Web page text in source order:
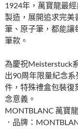
1924年，萬寶龍最
製造，展開追求完美
筆、原子筆，都能讓
筆款。
為慶祝Meisterstuck
出90周年限量紀念
件，特殊禮盒包裝復
念意義。
MONTBLANC 萬寶
．品牌：